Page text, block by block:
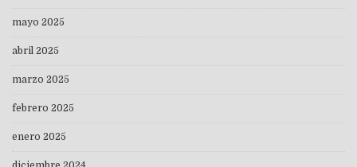
mayo 2025
abril 2025
marzo 2025
febrero 2025
enero 2025